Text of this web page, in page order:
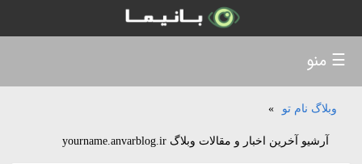
وبلاگ نام تو »
آرشیو آخرین اخبار و مقالات وبلاگ yourname.anvarblog.ir
☰ منو